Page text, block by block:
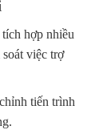
hợp nhiều
việc trợ
tiến trình